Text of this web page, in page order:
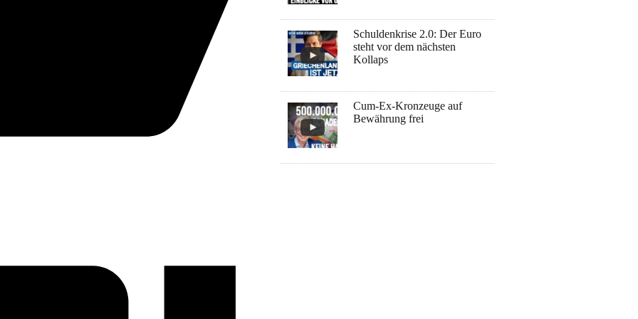
Schuldenkrise 2.0: Der Euro
steht vor dem nächsten
Kollaps
Cum-Ex-Kronzeuge auf
Bewährung frei